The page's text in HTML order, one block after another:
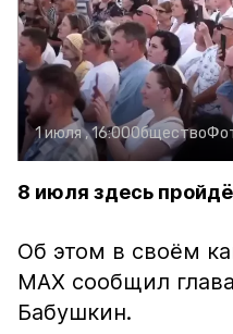
1 июля , 16:00Общество
8 июля здесь
Об этом в своём
MAX сообщил
Бабушкин.